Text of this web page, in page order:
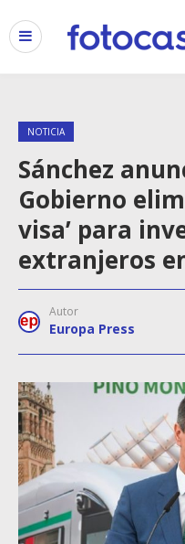
NOTICIA
Sánchez
Gobierno
visa’ para
extranjeros
Autor
Europa Press